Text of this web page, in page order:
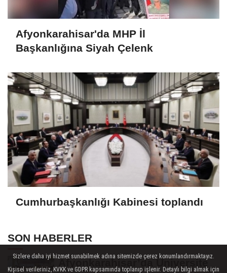
Afyonkarahisar'da MHP İl
Başkanlığına Siyah Çelenk
Cumhurbaşkanlığı Kabinesi toplandı
SON HABERLER
Afyonkarahisar’da Üniversite
Sizlere daha iyi hizmet sunabilmek adına sitemizde çerez konumlandırmaktayız.
Kişisel verileriniz, KVKK ve GDPR kapsamında toplanıp işlenir. Detaylı bilgi almak için